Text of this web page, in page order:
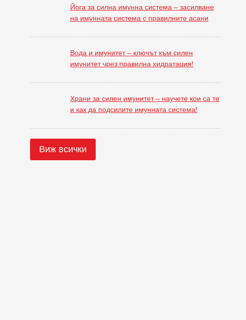
Йога за силна имунна система – засилване
на имунната система с правилните асани
Вода и имунитет – ключът към силен
имунитет чрез правилна хидратация!
Храни за силен имунитет – научете кои са те
и как да подсилите имунната система!
Виж всички